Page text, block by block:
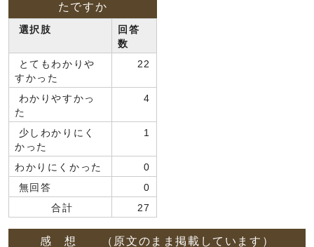
たですか
選択肢
回答
数
とてもわかりや
すかった
22
わかりやすかっ
た
4
少しわかりにく
かった
1
わかりにくかった
0
無回答
0
合計
27
感 想 （原文のまま掲載しています）